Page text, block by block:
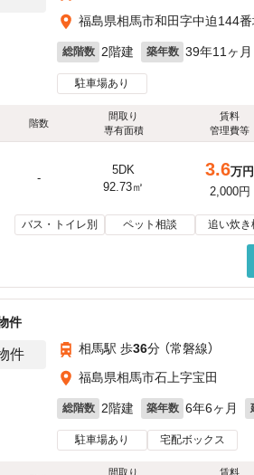
福島県相馬市和田字中迫144
総階数 2階建 築年数 39年11ヶ月
駐車場あり
階数
間取り
専有面積
賃料
管理費等
-
5DK
92.73㎡
3.6万円
2,000円
バス・トイレ別 ペット相談 追い炊き
件
相馬駅 歩36分 （常磐線）
福島県相馬市石上字宝田
総階数 2階建 築年数 6年6ヶ月
駐車場あり 宅配ボックス
間取り
賃料